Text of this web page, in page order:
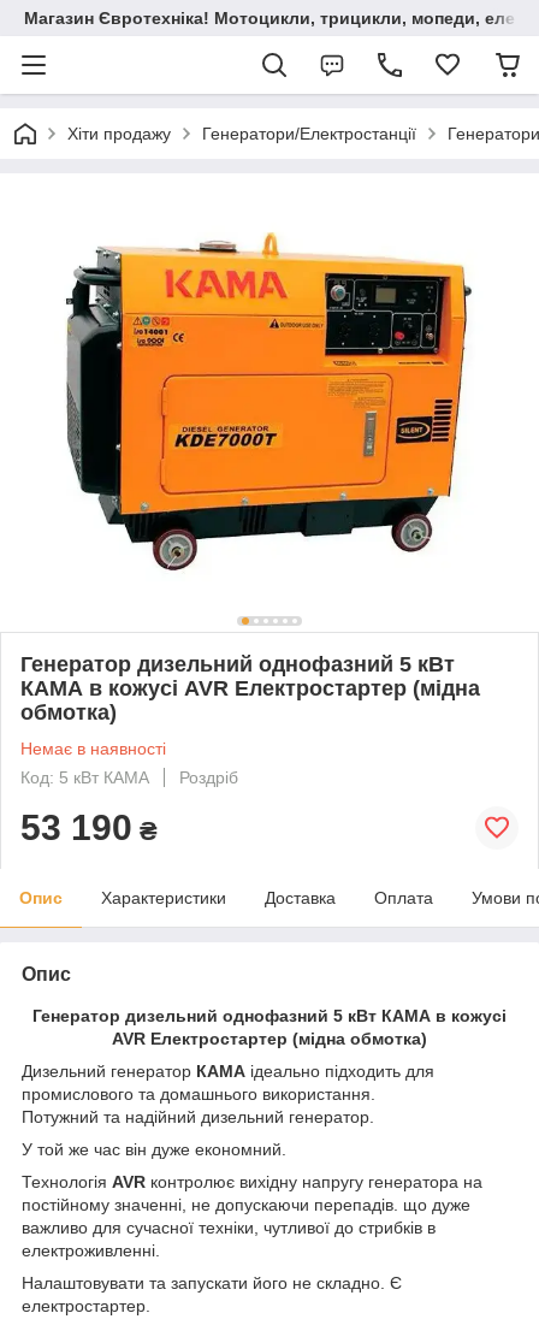
Магазин Євротехніка! Мотоцикли, трицикли, мопеди,
Хіти продажу Генератори/Електростанції
Генератор дизельний однофазний 5 кВт
КАМА в кожусі AVR Електростартер (мідна
обмотка)
Немає в наявності
Код: 5 кВт КАМА
Роздріб
53 190 ₴
Опис Характеристики Доставка Оплата Умови
Опис
Генератор дизельний однофазний 5 кВт КАМА в кожусі
AVR Електростартер (мідна обмотка)
Дизельний генератор КАМА ідеально підходить для
промислового та домашнього використання.
Потужний та надійний дизельний генератор.
У той же час він дуже економний.
Технологія AVR контролює вихідну напругу генератора на
постійному значенні, не допускаючи перепадів. що дуже
важливо для сучасної техніки, чутливої до стрибків в
електроживленні.
Налаштовувати та запускати його не складно. Є
електростартер.